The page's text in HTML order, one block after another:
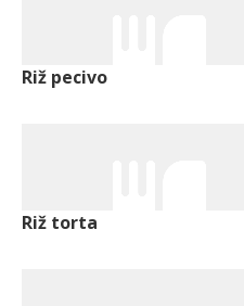
Riž pecivo
Riž torta